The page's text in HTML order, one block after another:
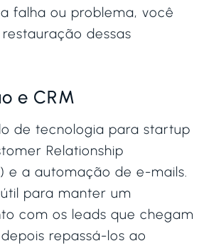
falha ou problema, você
dessas
e CRM
de tecnologia para startup
Relationship
e a automação de e-mails.
para manter um
com os leads que chegam
repassá-los ao